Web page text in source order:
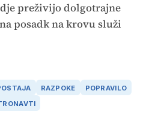
preživijo dolgotrajne
posadk na krovu služi
RAZPOKE
POPRAVILO